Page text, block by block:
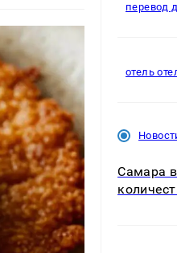
перевод
отель
Самара